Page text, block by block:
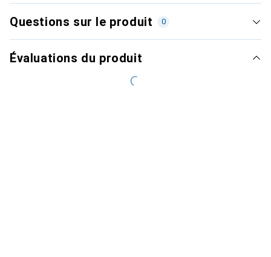
Questions sur le produit 0
Évaluations du produit